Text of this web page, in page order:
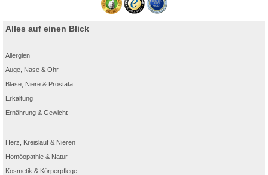
Alles auf einen Blick
Allergien
Auge, Nase & Ohr
Blase, Niere & Prostata
Erkältung
Ernährung & Gewicht
Herz, Kreislauf & Nieren
Homöopathie & Natur
Kosmetik & Körperpflege